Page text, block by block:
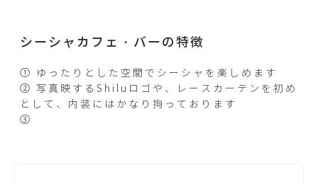
シーシャカフェ・バーの特徴
① ゆったりとした空間でシーシャを楽しめます
② 写真映するShiluロゴや、レースカーテンを初め
として、内装にはかなり拘っております
③